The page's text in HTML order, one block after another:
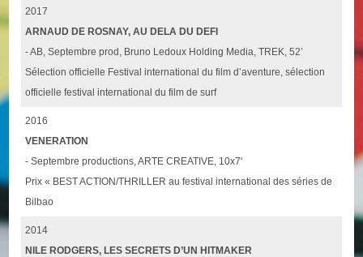
2017
ARNAUD DE ROSNAY, AU DELA DU DEFI
- AB, Septembre prod, Bruno Ledoux Holding Media, TREK, 52’
Sélection officielle Festival international du film d’aventure, sélection
officielle festival international du film de surf
2016
VENERATION
- Septembre productions, ARTE CREATIVE, 10x7'
Prix « BEST ACTION/THRILLER au festival international des séries de
Bilbao
2014
NILE RODGERS, LES SECRETS D’UN HITMAKER